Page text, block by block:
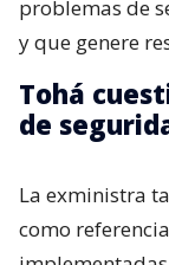
problemas de
y que genere
Tohá
de
La exministra
como